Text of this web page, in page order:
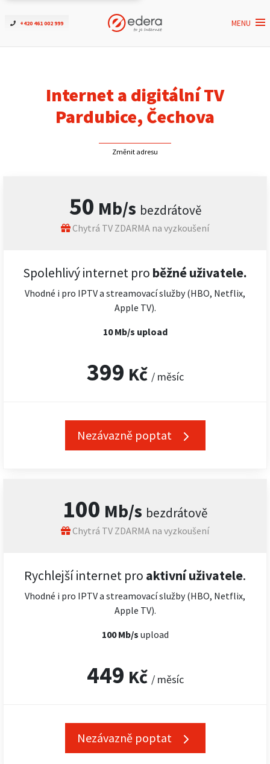
+420 461 002 999 MENU
Ověřit dostupnost
ČEZNET TV
Kontakt
Internet a digitální TV
Pardubice, Čechova
Změnit adresu
50 Mb/s bezdrátově
Chytrá TV ZDARMA na vyzkoušení
Spolehlivý internet pro běžné uživatele.
Vhodné i pro IPTV a streamovací služby (HBO, Netflix,
Apple TV).
10 Mb/s upload
399 Kč / měsíc
Nezávazně poptat
100 Mb/s bezdrátově
Chytrá TV ZDARMA na vyzkoušení
Rychlejší internet pro aktivní uživatele.
Vhodné i pro IPTV a streamovací služby (HBO, Netflix,
Apple TV).
100 Mb/s upload
449 Kč / měsíc
Nezávazně poptat